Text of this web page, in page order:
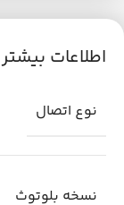
مکالمه لذت ببرید
مقاومت در برابر آب و
اطلاعات بیشتر
نوع اتصال
نسخه بلوتوث